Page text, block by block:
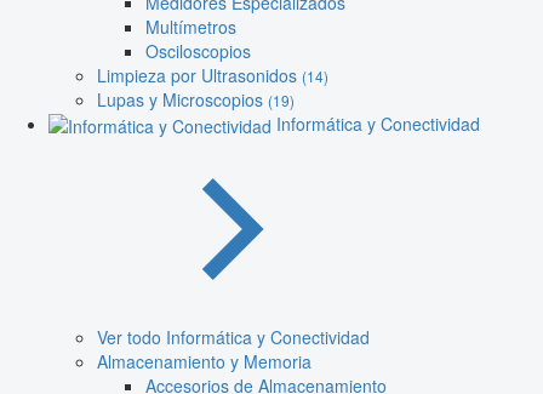
Multímetros
Osciloscopios
Limpieza por Ultrasonidos (14)
Lupas y Microscopios (19)
Informática y Conectividad
Ver todo Informática y Conectividad
Almacenamiento y Memoria
Accesorios de Almacenamiento